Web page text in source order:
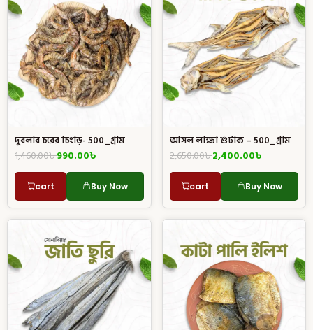
দুবলার চরের চিংড়ি- 500_গ্রাম
1,460.00৳990.00৳
cart Buy Now
আসল লাক্ষা শুঁটকি – 500_গ্রাম
2,650.00৳2,400.00৳
cart Buy Now